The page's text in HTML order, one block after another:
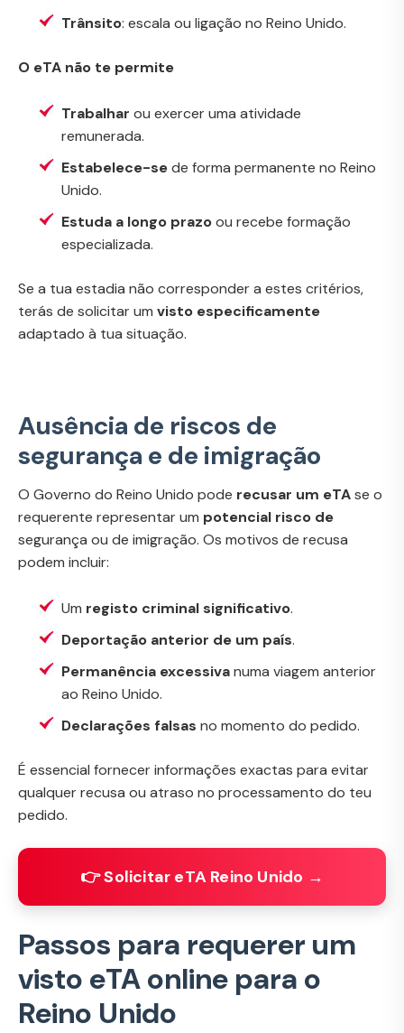
Trânsito: escala ou ligação no Reino Unido.
O eTA não te permite
Trabalhar ou exercer uma atividade
remunerada.
Estabelece-sede forma permanente no Reino
Unido.
Estuda a longo prazoou recebe formação
especializada.
Se a tua estadia não corresponder a estes critérios,
terás de solicitar um visto especificamente
adaptado à tua situação.
Ausência de riscos de
segurança e de imigração
O Governo do Reino Unido pode recusar um eTAse o
requerente representar um potencial risco de
segurança ou de imigração. Os motivos de recusa
podem incluir:
Um registo criminal significativo.
Deportação anterior de um país.
Permanência excessivanuma viagem anterior
ao Reino Unido.
Declarações falsas no momento do pedido.
É essencial fornecer informações exactas para evitar
qualquer recusa ou atraso no processamento do teu
pedido.
👉 Solicitar eTA Reino Unido →
Passos para requerer um
visto eTA online para o
Reino Unido